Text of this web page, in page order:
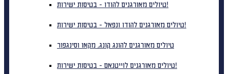
טיולים מאורגנים להודו - בטיסות ישירות!
טיולים מאורגנים להודו ונפאל - בטיסות ישירות!
טיולים מאורגנים להונג קונג, מקאו וסינגפור
טיולים מאורגנים לוייטנאם - בטיסות ישירות!